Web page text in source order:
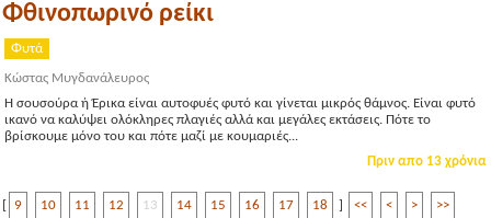
Φθινοπωρινό ρείκι
Φυτά
Κώστας Μυγδανάλευρος
Η σουσούρα ή Έρικα είναι αυτοφυές φυτό και γίνεται μικρός θάμνος. Είναι φυτό
ικανό να καλύψει ολόκληρες πλαγιές αλλά και μεγάλες εκτάσεις. Πότε το
βρίσκουμε μόνο του και πότε μαζί με κουμαριές...
Πριν απο 13 χρόνια
9 10 11 12 13 14 15 16 17 18 << < > >>